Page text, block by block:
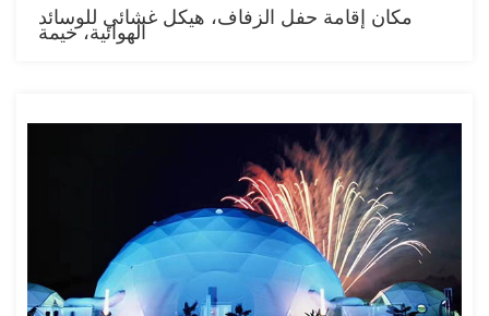
مكان إقامة حفل الزفاف، هيكل غشائي للوسائد
الهوائية، خيمة